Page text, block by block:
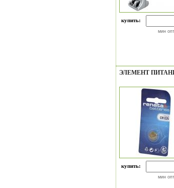
купить:
мин
ЭЛЕМЕНТ
купить:
мин